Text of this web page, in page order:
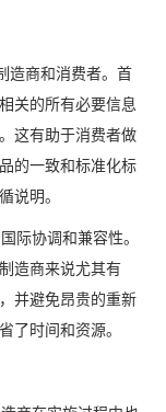
造商和消费者。首
关的所有必要信息
这有助于消费者做
的一致和标准化标
说明。
际协调和兼容性。
造商来说尤其有
并避免昂贵的重新
了时间和资源。